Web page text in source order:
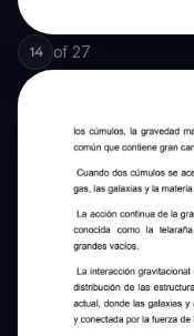
14 of 27